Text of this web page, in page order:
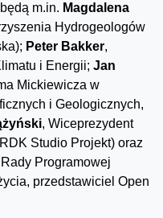
m.in. Magdalena
Hydrogeologów
Peter Bakker,
i Energii; Jan
Mickiewicza w
i Geologicznych,
, Wiceprezydent
Studio Projekt) oraz
Programowej
przedstawiciel Open